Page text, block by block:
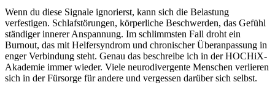
Wenn du diese Signale ignorierst, kann sich die Belastung
verfestigen. Schlafstörungen, körperliche Beschwerden, das Gefühl
ständiger innerer Anspannung. Im schlimmsten Fall droht ein
Burnout, das mit Helfersyndrom und chronischer Überanpassung in
enger Verbindung steht. Genau das beschreibe ich in der HOCHiX-
Akademie immer wieder. Viele neurodivergente Menschen verlieren
sich in der Fürsorge für andere und vergessen darüber sich selbst.